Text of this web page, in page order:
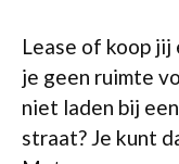
Lease of koop jij
je geen ruimte
niet laden bij
straat? Je kunt